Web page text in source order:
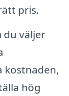
pris.
du väljer
kostnaden,
hög